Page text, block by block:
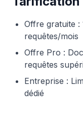
Offre gratuite :
requêtes/mois
Offre Pro :
requêtes
Entreprise :
dédié